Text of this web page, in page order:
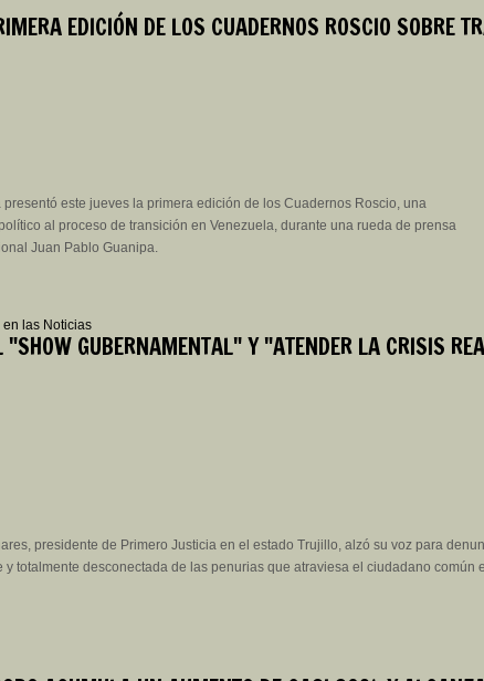
EDICIÓN DE LOS CUADERNOS ROSCIO SOBRE
presentó este jueves la primera edición de los Cuadernos Roscio, una
al proceso de transición en Venezuela, durante una rueda de prensa
Juan Pablo Guanipa.
en las Noticias
"SHOW GUBERNAMENTAL" Y "ATENDER LA CRISIS
presidente de Primero Justicia en el estado Trujillo, alzó su voz para
totalmente desconectada de las penurias que atraviesa el ciudadano común